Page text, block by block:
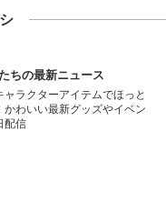
ちの最新ニュース
ャラクターアイテムでほっと
かわいい最新グッズやイベン
配信